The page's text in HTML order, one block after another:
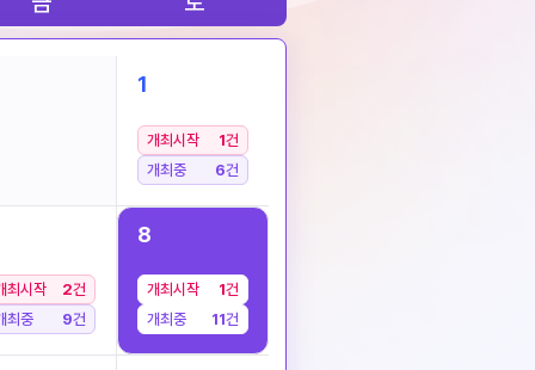
1
개최시작 1건
개최중
6건
최시작 2건
최중
9건
8
개최시작 1건
개최중
11건